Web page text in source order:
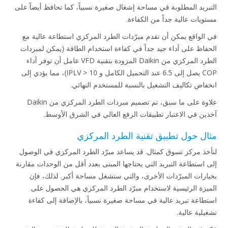
التبريد المطلوبة في مساحة إشغال صغيرة نسبياً، كما تحافظ أيضاً على
مستويات عالية جداً من الكفاءة.
في الواقع يمكن أن تقدم مبرّدات الطرد المركزي استطاعة عالية مع
الحفاظ على أداء جيد جداً في كفاءة استخدام الطاقة (يمكن لمبردات
الطرد المركزي من Daikin المزودة بتقنية VFD عامل أن توفر أداء
COP يصل إلى 6.5 عند التحميل الكامل و IPLV > 10)، مما يؤدي إلى
انخفاض تكاليف التشغيل بالنسبة للمستخدم النهائي.
علاوة على ما سبق، تم تصميم مبردات الطرد المركزي من Daikin
آخذين في الاعتبار تطبيقات الرفع العالي في الشرق الأوسط.
مثال حول تطبيق تقنية الطرد المركزي
لنأخذ مركز تسوق كمثال. قد يساعد مبرّد الطرد المركزي في الوصول
إلى استطاعة التبريد التي يحتاجها المبنى بعدد أقل من الوحدات مقارنة
بخيارات المبرّدات الأخرى، والتي ستشغل مساحة أكبر. لذلك، فإن
الميزة الرئيسية لاستخدام مبرّد الطرد المركزي هي الحصول على
استطاعة تبريد عالية في مساحة صغيرة نسبياً، بالإضافة إلى كفاءة
تشغيلية عالية.